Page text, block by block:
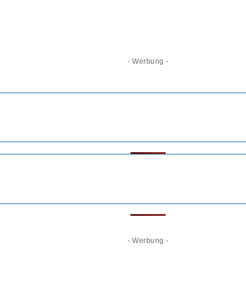
- Werbung -
- Werbung -